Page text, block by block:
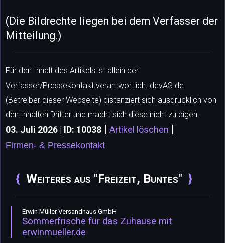
(Die Bildrechte liegen bei dem Verfasser der
Mitteilung.)
Für den Inhalt des Artikels ist allein der
Verfasser/Pressekontakt verantwortlich. devAS.de
(Betreiber dieser Webseite) distanziert sich ausdrücklich von
den Inhalten Dritter und macht sich diese nicht zu eigen.
03. Juli 2026 | ID: 10038 | Artikel löschen |
Firmen- & Pressekontakt
Weiteres aus "Freizeit, Buntes"
Erwin Müller Versandhaus GmbH
Sommerfrische für das Zuhause mit
erwinmueller.de